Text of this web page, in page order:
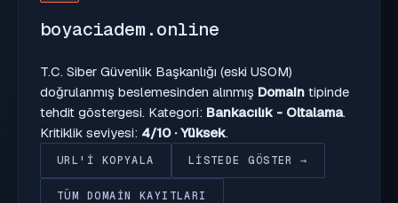
boyaciadem.online
T.C. Siber Güvenlik Başkanlığı (eski USOM)
doğrulanmış beslemesinden alınmış Domain tipinde
tehdit göstergesi. Kategori: Bankacılık - Oltalama.
Kritiklik seviyesi: 4/10 · Yüksek.
URL'I KOPYALA LISTEDE GÖSTER →
TÜM DOMAIN KAYITLARI